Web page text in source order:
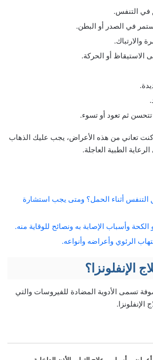
في التنفس.
في الصدر أو البطن.
والارتباك.
الاستيقاظ أو الحركة.
ثم تعود أو تسوء.
كنت تعاني من هذه الأعراض، يجب عليك الذهاب
الطبية العاجلة.
أثناء الحمل؟ ومتى يجب استشارة
الكحة وأسباب الإصابة به ونصائح للوقاية منه.
الرئوي وأعراضه وأنواعه.
الإنفلونزا؟
تسمى الأدوية المضادة للفيروسات والتي
الإنفلونزا.